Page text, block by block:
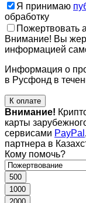
Я принимаю
обработку
Пожертвовать
Внимание! Вы
информацией
Информация о
в Русфонд в
К оплате
Внимание!
карты
сервисами PayPal ,
партнера в
Кому помочь?
500
1000